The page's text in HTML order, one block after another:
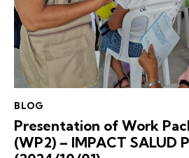
BLOG
Presentation of Work
(WP2) – IMPACT SALUD